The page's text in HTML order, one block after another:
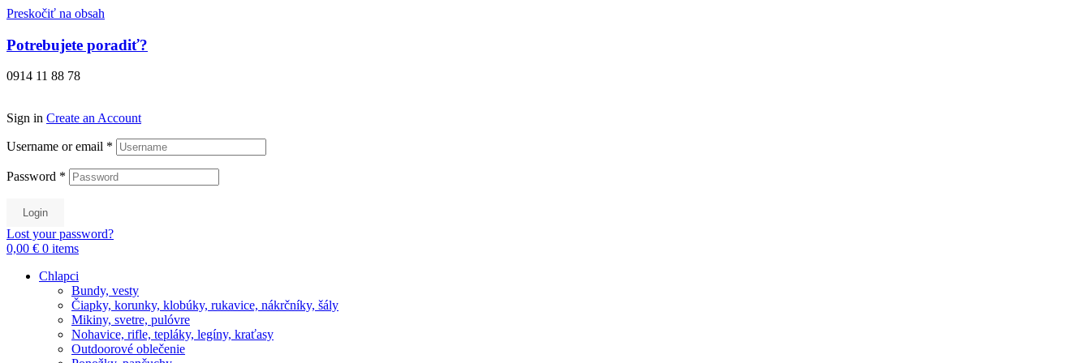
Preskočiť na obsah
Potrebujete poradiť?
0914 11 88 78
Sign in Create an Account
Username or email *
Password *
Login
Lost your password?
0,00 € 0 items
Chlapci
Bundy, vesty
Čiapky, korunky, klobúky, rukavice, nákrčníky, šály
Mikiny, svetre, pulóvre
Nohavice, rifle, tepláky, legíny, kraťasy
Outdoorové oblečenie